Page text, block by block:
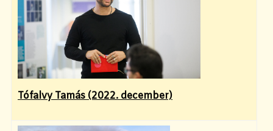
Tófalvy Tamás (2022. december)